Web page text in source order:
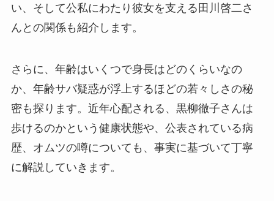
い、そして公私にわたり彼女を支える田川啓二さ
んとの関係も紹介します。
さらに、年齢はいくつで身長はどのくらいなの
か、年齢サバ疑惑が浮上するほどの若々しさの秘
密も探ります。近年心配される、黒柳徹子さんは
歩けるのかという健康状態や、公表されている病
歴、オムツの噂についても、事実に基づいて丁寧
に解説していきます。